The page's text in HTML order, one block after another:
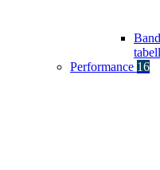
Performance 16